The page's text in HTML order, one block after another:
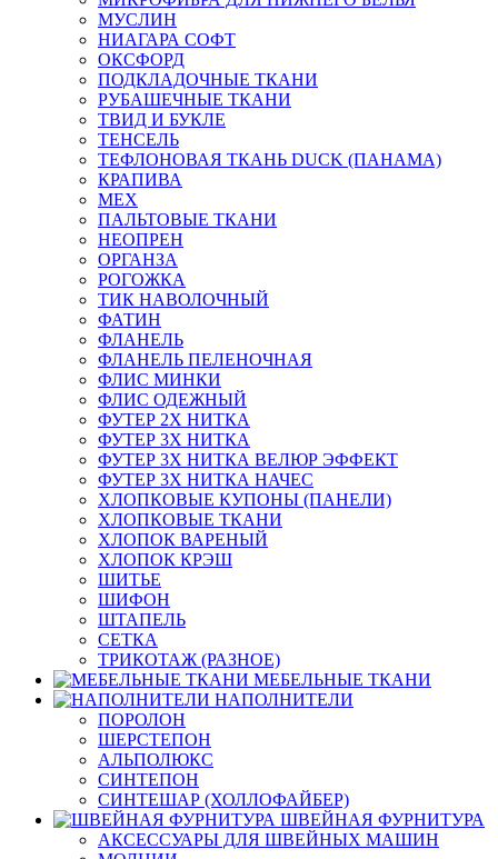
МУСЛИН
НИАГАРА СОФТ
ОКСФОРД
ПОДКЛАДОЧНЫЕ ТКАНИ
РУБАШЕЧНЫЕ ТКАНИ
ТВИД И БУКЛЕ
ТЕНСЕЛЬ
ТЕФЛОНОВАЯ ТКАНЬ DUCK (ПАНАМА)
КРАПИВА
МЕХ
ПАЛЬТОВЫЕ ТКАНИ
НЕОПРЕН
ОРГАНЗА
РОГОЖКА
ТИК НАВОЛОЧНЫЙ
ФАТИН
ФЛАНЕЛЬ
ФЛАНЕЛЬ ПЕЛЕНОЧНАЯ
ФЛИС МИНКИ
ФЛИС ОДЕЖНЫЙ
ФУТЕР 2Х НИТКА
ФУТЕР 3Х НИТКА
ФУТЕР 3Х НИТКА ВЕЛЮР ЭФФЕКТ
ФУТЕР 3Х НИТКА НАЧЕС
ХЛОПКОВЫЕ КУПОНЫ (ПАНЕЛИ)
ХЛОПКОВЫЕ ТКАНИ
ХЛОПОК ВАРЕНЫЙ
ХЛОПОК КРЭШ
ШИТЬЕ
ШИФОН
ШТАПЕЛЬ
СЕТКА
ТРИКОТАЖ (РАЗНОЕ)
МЕБЕЛЬНЫЕ ТКАНИ
НАПОЛНИТЕЛИ
ПОРОЛОН
ШЕРСТЕПОН
АЛЬПОЛЮКС
СИНТЕПОН
СИНТЕШАР (ХОЛЛОФАЙБЕР)
ШВЕЙНАЯ ФУРНИТУРА
АКСЕССУАРЫ ДЛЯ ШВЕЙНЫХ МАШИН